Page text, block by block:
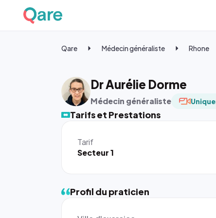
Qare Médecin généraliste Rhone
Dr Aurélie Dorme
Médecin généraliste
Tarifs et Prestations
Tarif
Secteur 1
Profil du praticien